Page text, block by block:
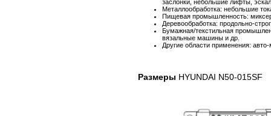
заслонки, небольшие лифты,
Металлообработка: небольшие
Пищевая промышленность:
Деревообработка: продольно-
Бумажная/текстильная
вязальные машины и др.
Другие области применения:
Размеры HYUNDAI N50-015SF